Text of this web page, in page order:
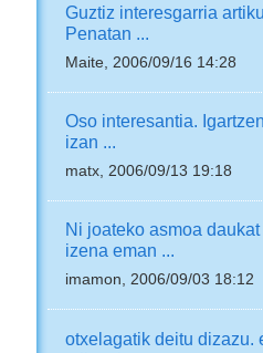
Guztiz interesgarria
Penatan ...
Maite, 2006/09/16 14:28
Oso interesantia.
izan ...
matx, 2006/09/13 19:18
Ni joateko asmoa
izena eman ...
imamon, 2006/09/03 18:12
otxelagatik deitu dizazu.